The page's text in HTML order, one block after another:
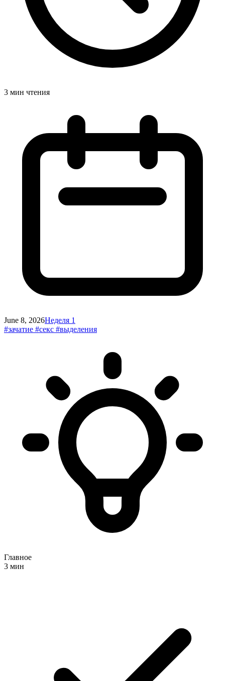
3 мин чтения
June 8, 2026Неделя 1
#зачатие #секс #выделения
Главное
3 мин